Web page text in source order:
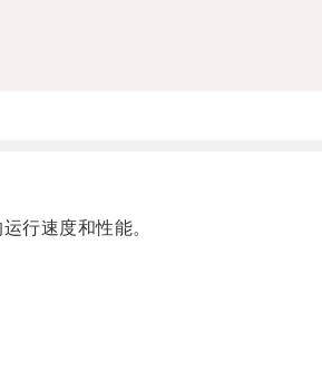
行速度和性能。